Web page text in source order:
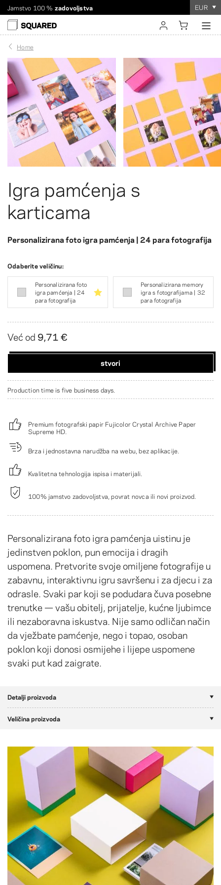
Dostava diljem svijeta. Snižena dostava za narudžbe iznad
$60
Naručivanje traje
EUR
register
Home
Igra pamćenja s
karticama
Personalizirana foto igra pamćenja | 24 para fotografija
Personalizirana foto igra pamćenja uistinu je
jedinstven poklon, pun emocija i dragih
uspomena. Pretvorite svoje omiljene fotografije u
zabavnu, interaktivnu igru savršenu i za djecu i za
odrasle. Svaki par koji se podudara čuva posebne
trenutke — vašu obitelj, prijatelje, kućne ljubimce
ili nezaboravna iskustva. Nije samo odličan način
da vježbate pamćenje, nego i topao, osoban
poklon koji donosi osmijehe i lijepe uspomene
svaki put kad zaigrate.
Odaberite veličinu:
Personalizirana foto
igra pamćenja | 24
para fotografija
Personalizirana memory
igra s fotografijama | 32
para fotografija
Već od 9,71 €
stvori
Production time is five business days.
Premium fotografski papir Fujicolor Crystal Archive Paper
Supreme HD.
Brza i jednostavna narudžba na webu, bez aplikacije.
Kvalitetna tehnologija ispisa i materijali.
100% jamstvo zadovoljstva, povrat novca ili novi proizvod.
Detalji proizvoda
Veličina proizvoda